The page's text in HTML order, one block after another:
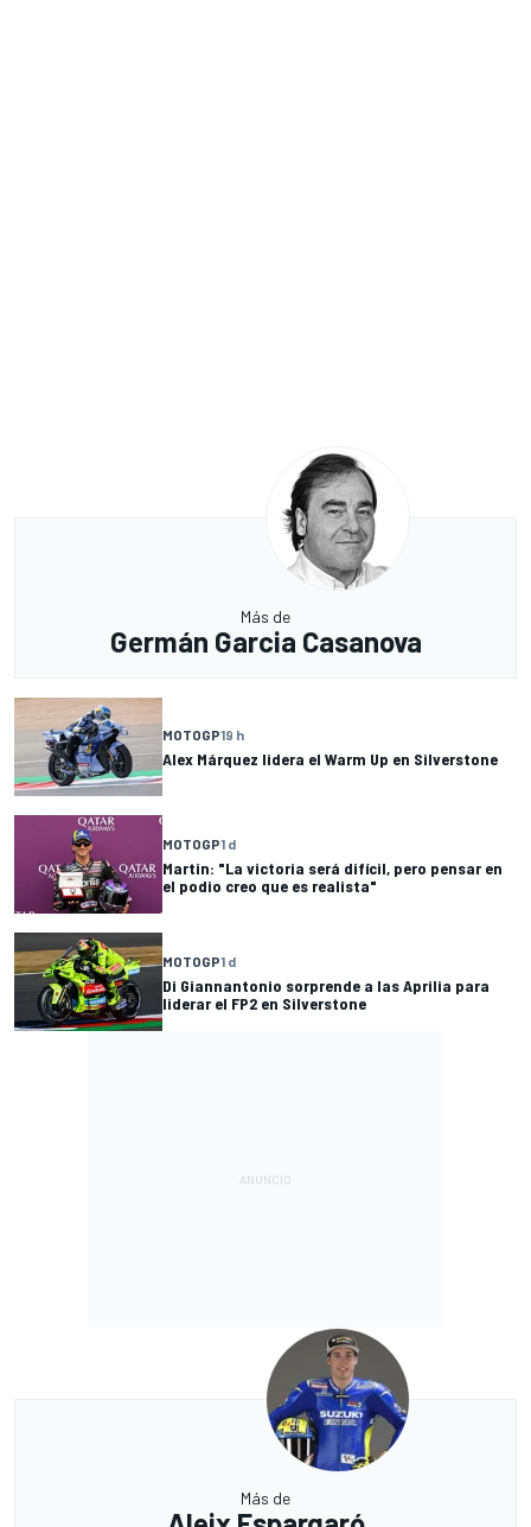
Más de
Germán Garcia Casanova
MOTOGP19 h
Alex Márquez lidera el Warm Up en Silverstone
MOTOGP1 d
Martin: "La victoria será difícil, pero pensar en
el podio creo que es realista"
MOTOGP1 d
Di Giannantonio sorprende a las Aprilia para
liderar el FP2 en Silverstone
Más de